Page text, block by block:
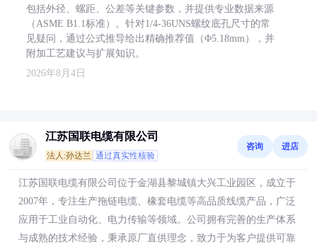
包括外径、螺距、公差等关键参数，并提供专业数据来源
（ASME B1.1标准）。针对1/4-36UNS螺纹底孔尺寸的常
见疑问，通过公式推导给出精确推荐值（Φ5.18mm），并
附加工艺建议与扩展知识。
2026年8月4日
江苏国联电缆有限公司
法人:孙达兰 通过真实性核验
咨询 进店
江苏国联电缆有限公司位于金湖县黎城镇大兴工业园区，成立于
2007年，专注生产拖链电缆、橡套电缆等高品质线缆产品，广泛
应用于工业自动化、电力传输等领域。公司拥有完善的生产体系
与成熟的技术经验，秉承原厂直供理念，致力于为客户提供可靠